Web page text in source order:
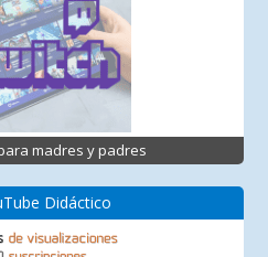
madres y padres
Didáctico